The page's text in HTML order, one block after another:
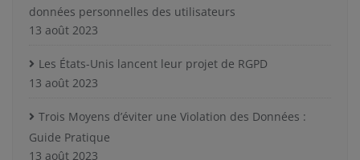
données personnelles des utilisateurs
13 août 2023
Les États-Unis lancent leur projet de RGPD
13 août 2023
Trois Moyens d’éviter une Violation des Données :
Guide Pratique
13 août 2023